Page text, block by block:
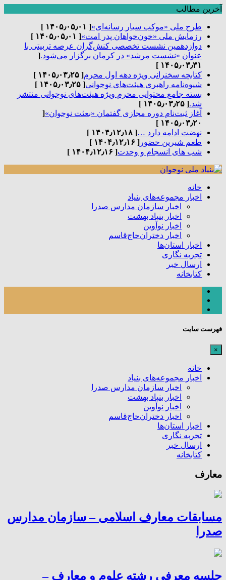
آخرین مطالب
طرح ملی «موکب سیار رسانه‌ای»[ ۱۴۰۵٫۰۵٫۰۱ ]
رزمایش ملی «خون‌خواهان پدر امت»[ ۱۴۰۵٫۰۵٫۰۱ ]
دوازدهمین نشست تخصصی کنش‌گران عرصه تربیتی با
عنوان «نشست مرشد» در کرمان برگزار می‌شود.[
۱۴۰۵٫۰۳٫۳۱ ]
کتابچه سخنرانی ویژه دهه اول محرم[ ۱۴۰۵٫۰۳٫۲۵ ]
شیوه‌نامه راهبری هیئت‌های نوجوانی[ ۱۴۰۵٫۰۳٫۲۵ ]
بسته جامع محتوایی محرم ویژه هیئت‌های نوجوانی منتشر
شد.[ ۱۴۰۵٫۰۳٫۲۵ ]
آغاز ثبت‌نام دوره مجازی گفتمان «بعثت نوجوان»[
۱۴۰۵٫۰۳٫۲۰ ]
نهضت ادامه دارد …[ ۱۴۰۴٫۱۲٫۱۸ ]
طعم شیرین حضور [ ۱۴۰۴٫۱۲٫۱۶ ]
شب های انسجام و وحدت[ ۱۴۰۴٫۱۲٫۱۶ ]
خانه
اخبار مجموعه‌های بنیاد
اخبار سازمان مدارس صدرا
اخبار بنیاد بهشت
اخبار نوآوین
اخبار دختران‌حاج‌قاسم
اخبار استان‌ها
تجربه نگاری
ارسال خبر
کتابخانه
فهرست سایت
×
خانه
اخبار مجموعه‌های بنیاد
اخبار سازمان مدارس صدرا
اخبار بنیاد بهشت
اخبار نوآوین
اخبار دختران‌حاج‌قاسم
اخبار استان‌ها
تجربه نگاری
ارسال خبر
کتابخانه
معارف
مسابقات معارف اسلامی – سازمان مدارس
صدرا
جلسه معرفی رشته علوم و معارف –